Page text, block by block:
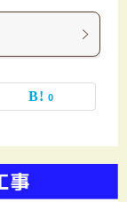
0